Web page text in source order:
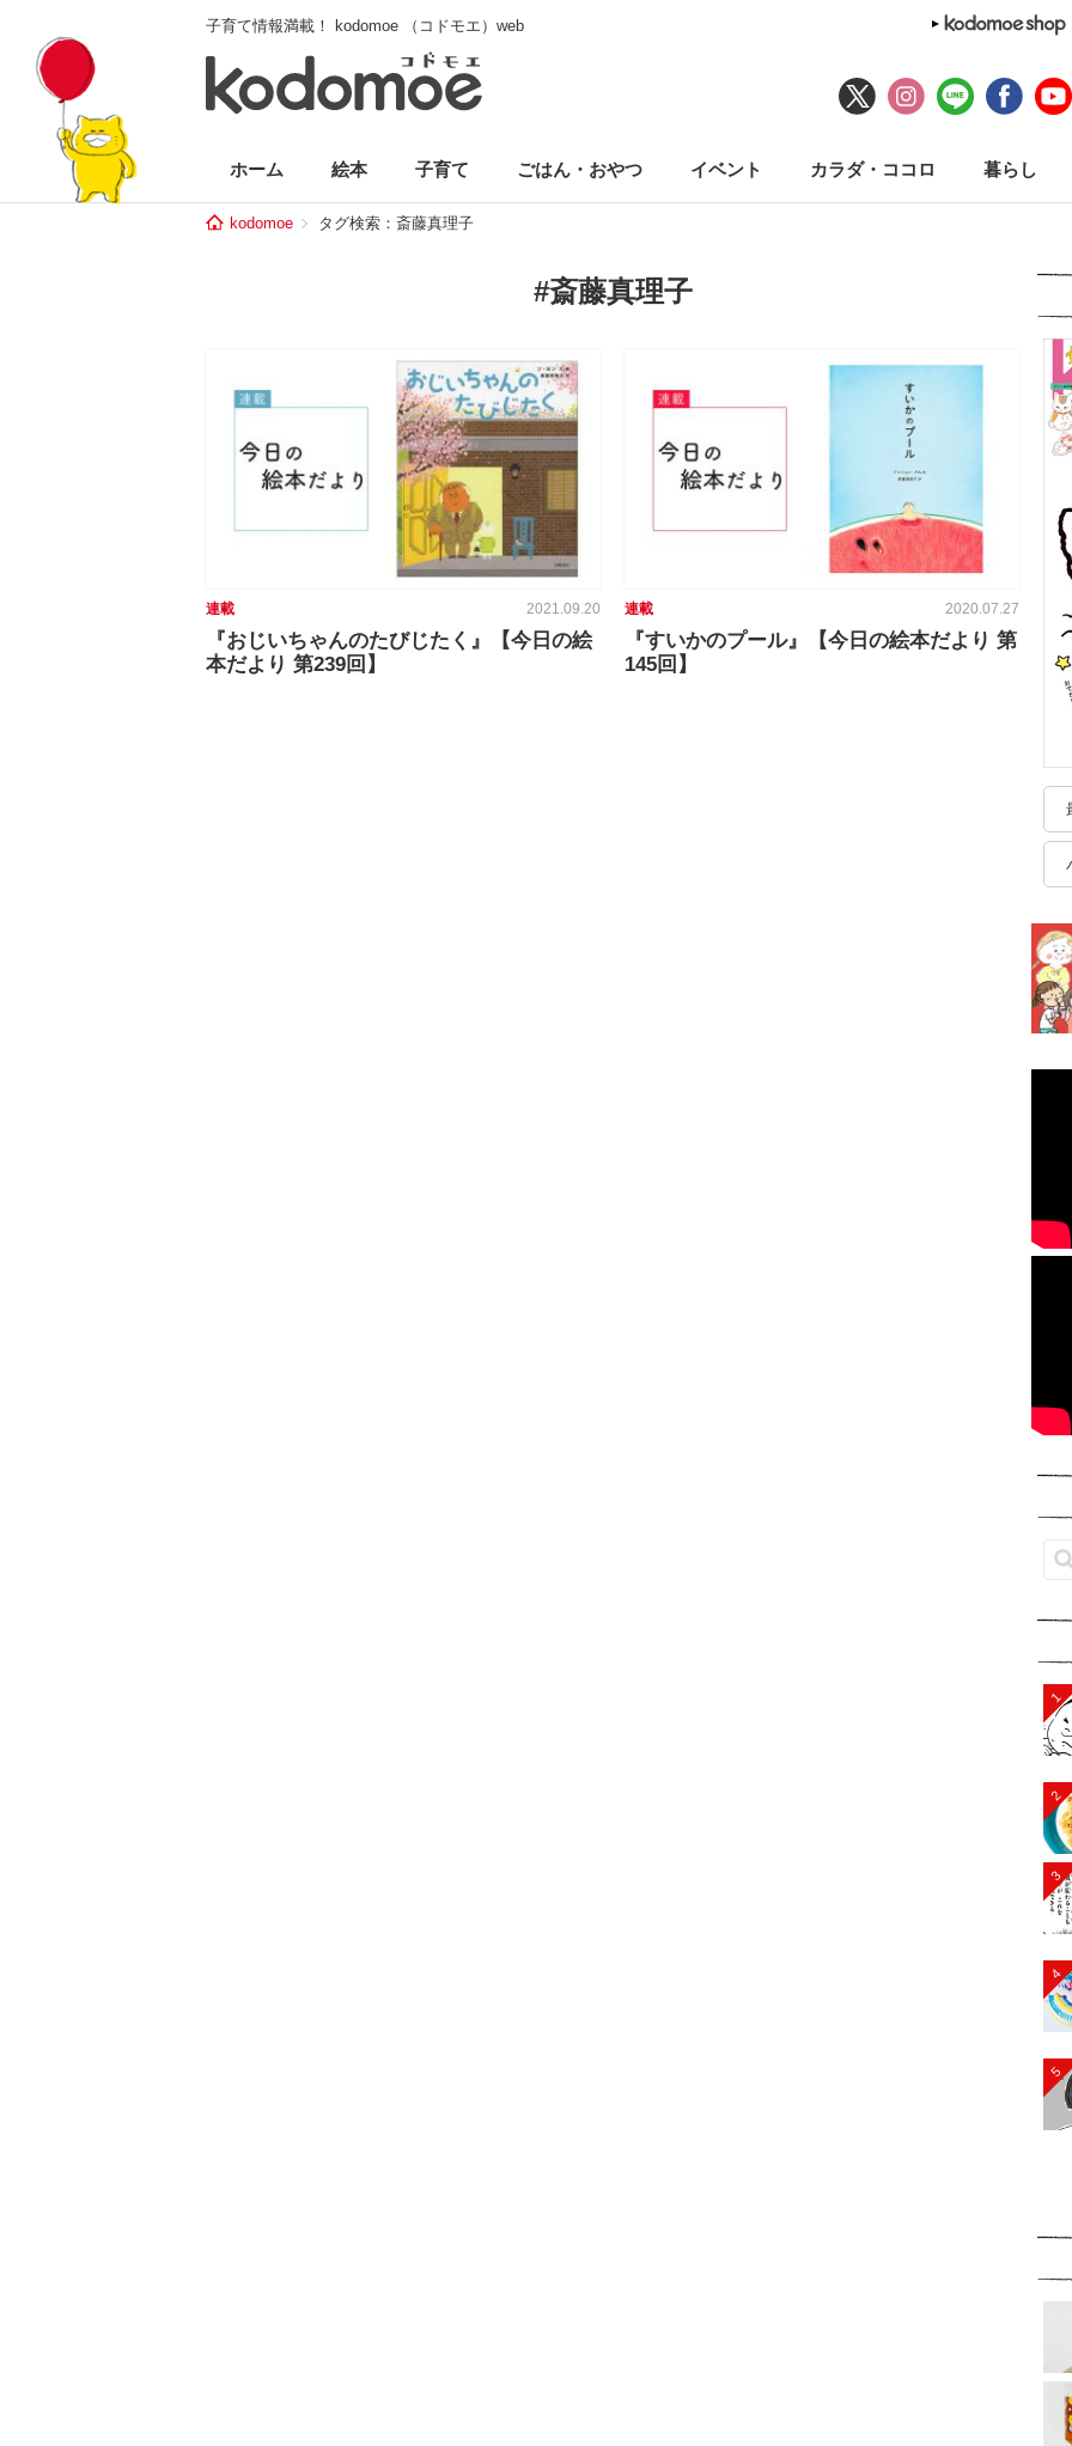
子育て情報満載！ kodomoe （コドモエ）web
ホーム 絵本 子育て ごはん・おやつ イベント カラダ・ココロ 暮らし
kodomoe タグ検索：斎藤真理子
#斎藤真理子
連載 2021.09.20
『おじいちゃんのたびじたく』【今日の絵
本だより 第239回】
連載 2020.07.27
『すいかのプール』【今日の絵本だより 第
145回】
1
2
3
4
5